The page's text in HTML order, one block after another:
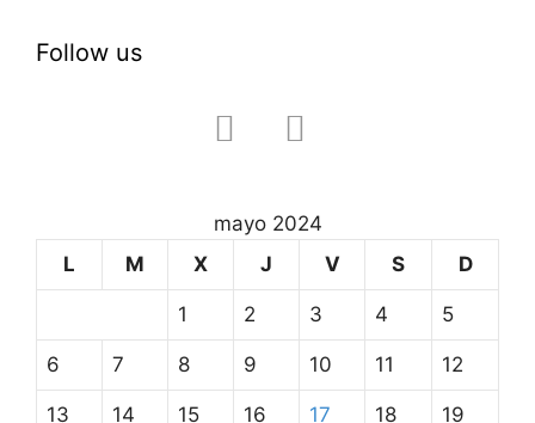
Follow us
facebook instagram
mayo 2024
L
M X J V S D
1 2 3 4 5
6 7 8 9 10 11 12
13 14 15 16 17 18 19